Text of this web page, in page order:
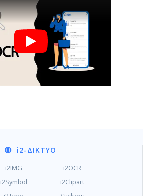
i2-ΔΊΚΤΥΟ
i2IMG
i2OCR
i2Symbol
i2Clipart